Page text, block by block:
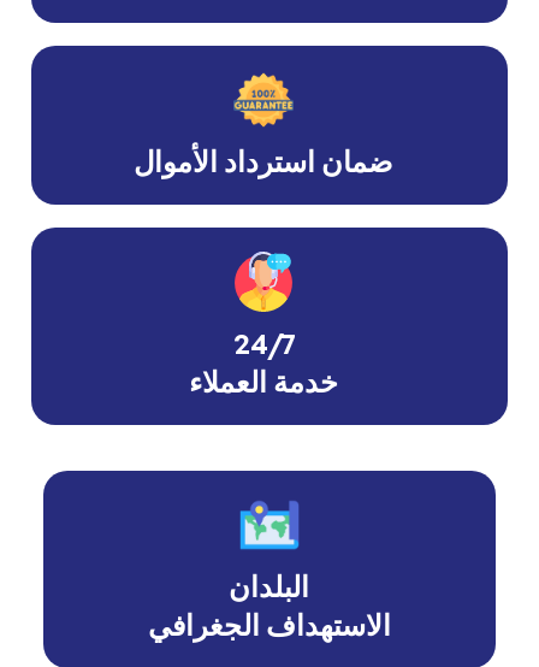
ضمان استرداد الأموال
24/7
خدمة العملاء
البلدان
الاستهداف الجغرافي